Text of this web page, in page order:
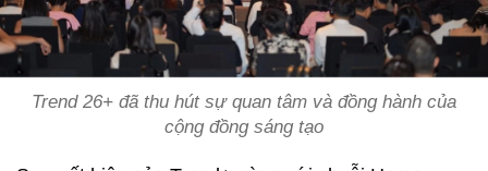
Trend 26+ đã thu hút sự quan tâm và đồng hành của
cộng đồng sáng tạo